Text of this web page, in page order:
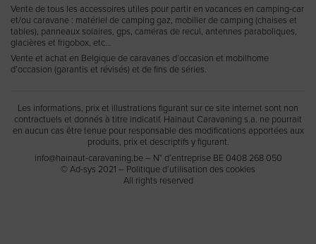
Vente de tous les accessoires utiles pour partir en vacances en camping-car
et/ou caravane : matériel de camping gaz, mobilier de camping (chaises et
tables), panneaux solaires, gps, caméras de recul, antennes paraboliques,
glacières et frigobox, etc…
Vente et achat en Belgique de caravanes d’occasion et mobilhome
d’occasion (garantis et révisés) et de fins de séries.
Les informations, prix et illustrations figurant sur ce site internet sont non
contractuels et donnés à titre indicatif. Hainaut Caravaning s.a. ne pourrait
en aucun cas être tenue pour responsable des modifications apportées aux
produits, prix et descriptifs y figurant.
info@hainaut-caravaning.be– N° d’entreprise BE 0408 268 050
© Ad-sys 2021 – Politique d’utilisation des cookies
All rights reserved